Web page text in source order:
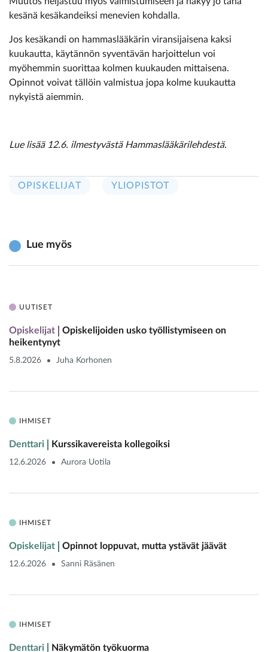
kesänä kesäkandeiksi menevien kohdalla.
Jos kesäkandi on hammaslääkärin viransijaisena kaksi
kuukautta, käytännön syventävän harjoittelun voi
myöhemmin suorittaa kolmen kuukauden mittaisena.
Opinnot voivat tällöin valmistua jopa kolme kuukautta
nykyistä aiemmin.
Lue lisää 12.6. ilmestyvästä Hammaslääkärilehdestä.
OPISKELIJAT YLIOPISTOT
Lue myös
UUTISET
Opiskelijat
Opiskelijoiden usko työllistymiseen on
heikentynyt
5.8.2026 Juha Korhonen
IHMISET
Denttari Kurssikavereista kollegoiksi
12.6.2026 Aurora Uotila
IHMISET
Opiskelijat Opinnot loppuvat, mutta ystävät jäävät
12.6.2026 Sanni Räsänen
IHMISET
Denttari Näkymätön työkuorma